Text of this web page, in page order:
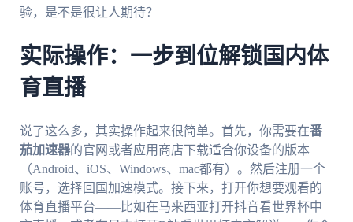
验，是不是很让人期待？
实际操作：一步到位解锁国内体
育直播
说了这么多，其实操作起来很简单。首先，你需要在番
茄加速器的官网或者应用商店下载适合你设备的版本
（Android、iOS、Windows、mac都有）。然后注册一个
账号，选择回国加速模式。接下来，打开你想要观看的
体育直播平台——比如在马来西亚打开抖音看世界杯中